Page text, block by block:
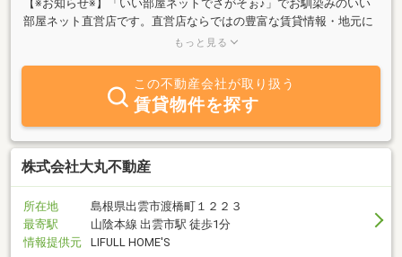
【※お知らせ※】「いい部屋ネットでさがそぉ♪」でお馴染みのいい
部屋ネット直営店です。直営店ならではの豊富な賃貸情報・地元に
根差した情報もご用意しております。全国各地からのお部屋探し
応可能ですので、お気軽にご相談くださいませ☆
もっと見る
この不動産会社が取り扱う
賃貸物件を探す
株式会社大丸不動産
所在地
島根県出雲市渡橋町１２２３
最寄駅
山陰本線 出雲市駅 徒歩1分
情報提供元
LIFULL HOME'S